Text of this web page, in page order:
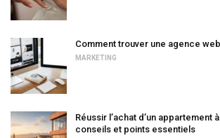
Comment trouver une agence
MARKETING
Réussir l’achat d’un appartement
conseils et points essentiels